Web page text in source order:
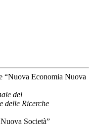
“Nuova Economia Nuova
del
delle Ricerche
Società”